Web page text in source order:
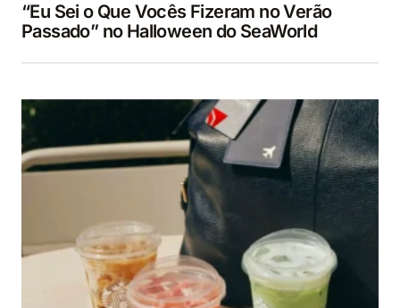
“Eu Sei o Que Vocês Fizeram no Verão
Passado” no Halloween do SeaWorld